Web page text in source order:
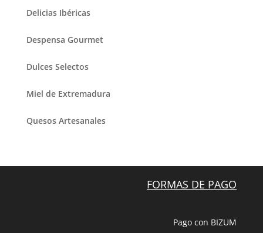
Delicias Ibéricas
Despensa Gourmet
Dulces Selectos
Miel de Extremadura
Quesos Artesanales
FORMAS DE PAGO
Pago con BIZUM